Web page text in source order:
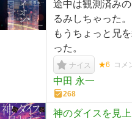
途中は観測済み
るみしちゃった
もうちょっと兄
った。
ナイス ★6 コメ
中田 永一
268
神のダイスを見